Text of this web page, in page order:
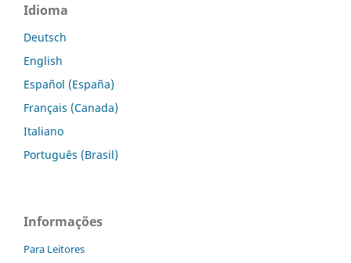
Idioma
Deutsch
English
Español (España)
Français (Canada)
Italiano
Português (Brasil)
Informações
Para Leitores